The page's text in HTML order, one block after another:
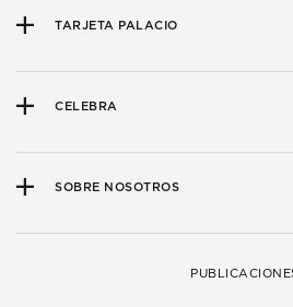
TARJETA PALACIO
CELEBRA
SOBRE NOSOTROS